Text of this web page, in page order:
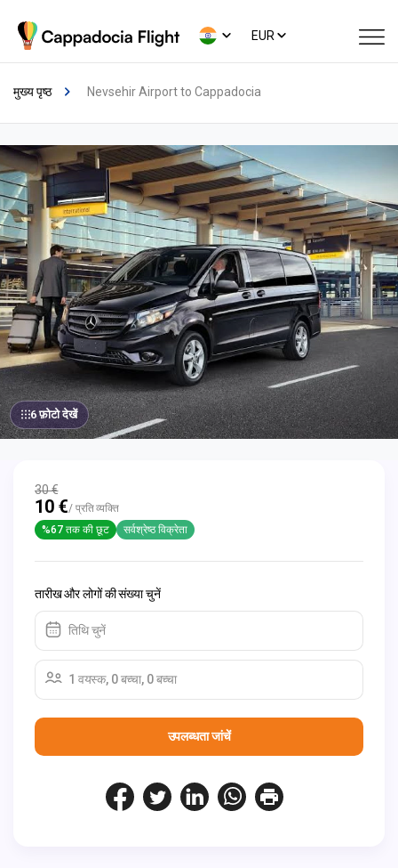
EUR
मुख्य पृष्ठ Nevsehir Airport to Cappadocia
6 फ़ोटो देखें
30 €
10 €/ प्रति व्यक्ति
%67 तक की छूट
सर्वश्रेष्ठ विक्रेता
तारीख और लोगों की संख्या चुनें
तिथि चुनें
1 वयस्क, 0 बच्चा, 0 बच्चा
उपलब्धता जांचें